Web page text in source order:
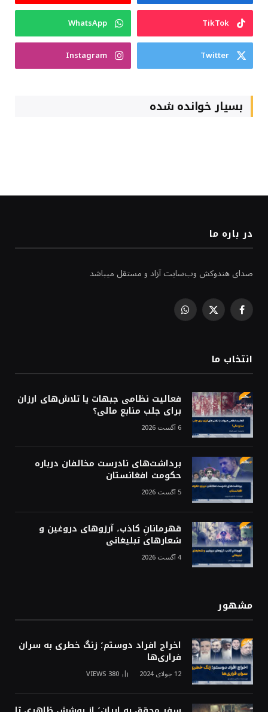
TikTok
WhatsApp
Twitter
Instagram
بسیار خوانده شده
در باره ما
صدای هندوکش وب‌سایت آزاد و مستقل میباشد
Facebook
X
WhatsApp
انتخاب ما
فعالیت نظامی جبهات یا تلاش‌های ارزان
برای جلب منابع مالی؟
6 آگست 2026
برداشت‌های نادرست مخالفان درباره
حکومت افغانستان
5 آگست 2026
قهرمانانِ کاذب، آرزوهای دروغین و
شعارهای تبلیغاتی
4 آگست 2026
مشهور
اخراج افراد دوستم؛ زنگ خطری به سران
فراری‌ها
12 جولای 2024 380
VIEWS